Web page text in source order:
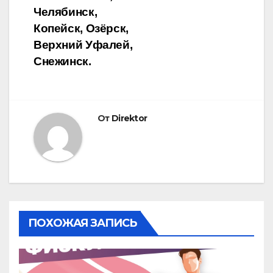
Челябинск,
Копейск, Озёрск,
Верхний Уфалей,
Снежинск.
От Direktor
ПОХОЖАЯ ЗАПИСЬ